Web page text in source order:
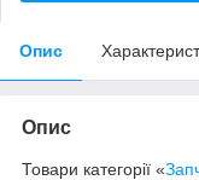
Опис
Опис
Товари категорії «